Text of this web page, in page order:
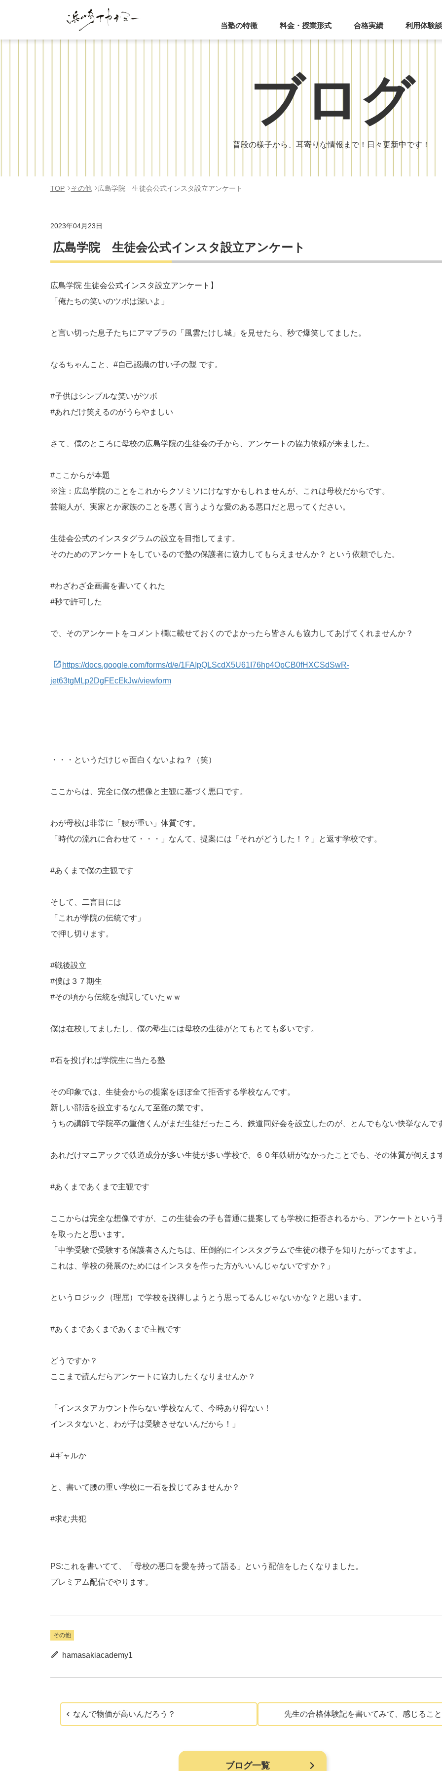
当塾の特徴 料金・授業形式 合格実績 利用体験談
ブログ
普段の様子から、耳寄りな情報まで！日々更新中です！
TOP その他 広島学院 生徒会公式インスタ設立アンケート
2023年04月23日
広島学院 生徒会公式インスタ設立アンケート
広島学院 生徒会公式インスタ設立アンケート】
「俺たちの笑いのツボは深いよ」
と言い切った息子たちにアマプラの「風雲たけし城」を見せたら、秒で爆笑してました。
なるちゃんこと、 #自己認識の甘い子の親 です。
#子供はシンプルな笑いがツボ
#あれだけ笑えるのがうらやましい
さて、僕のところに母校の広島学院の生徒会の子から、アンケートの協力依頼が来ました。
#ここからが本題
※注：広島学院のことをこれからクソミソにけなすかもしれませんが、これは母校だからです。
芸能人が、実家とか家族のことを悪く言うような愛のある悪口だと思ってください。
生徒会公式のインスタグラムの設立を目指してます。
そのためのアンケートをしているので塾の保護者に協力してもらえませんか？ という依頼でした。
#わざわざ企画書を書いてくれた
#秒で許可した
で、そのアンケートをコメント欄に載せておくのでよかったら皆さんも協力してあげてくれませんか？
https://docs.google.com/forms/d/e/1FAIpQLScdX5U61I76hp4OpCB0fHXCSdSwR-
jet63tgMLp2DgFEcEkJw/viewform
・・・というだけじゃ面白くないよね？（笑）
ここからは、完全に僕の想像と主観に基づく悪口です。
わが母校は非常に「腰が重い」体質です。
「時代の流れに合わせて・・・」なんて、提案には「それがどうした！？」と返す学校です。
#あくまで僕の主観です
そして、二言目には
「これが学院の伝統です」
で押し切ります。
#戦後設立
#僕は３７期生
#その頃から伝統を強調していたｗｗ
僕は在校してましたし、僕の塾生には母校の生徒がとてもとても多いです。
#石を投げれば学院生に当たる塾
その印象では、生徒会からの提案をほぼ全て拒否する学校なんです。
新しい部活を設立するなんて至難の業です。
うちの講師で学院卒の重信くんがまだ生徒だったころ、鉄道同好会を設立したのが、とんでもない快挙なんで
あれだけマニアックで鉄道成分が多い生徒が多い学校で、６０年鉄研がなかったことでも、その体質が伺えま
#あくまであくまで主観です
ここからは完全な想像ですが、この生徒会の子も普通に提案しても学校に拒否されるから、アンケートという
を取ったと思います。
「中学受験で受験する保護者さんたちは、圧倒的にインスタグラムで生徒の様子を知りたがってますよ。
これは、学校の発展のためにはインスタを作った方がいいんじゃないですか？」
というロジック（理屈）で学校を説得しようとう思ってるんじゃないかな？と思います。
#あくまであくまであくまで主観です
どうですか？
ここまで読んだらアンケートに協力したくなりませんか？
「インスタアカウント作らない学校なんて、今時あり得ない！
インスタないと、わが子は受験させないんだから！」
#ギャルか
と、書いて腰の重い学校に一石を投じてみませんか？
#求む共犯
PS:これを書いてて、「母校の悪口を愛を持って語る」という配信をしたくなりました。
プレミアム配信でやります。
その他
hamasakiacademy1
なんで物価が高いんだろう？ 先生の合格体験記を書いてみて、感じること
ブログ一覧